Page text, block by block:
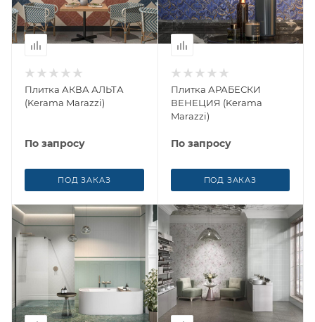
Плитка АКВА АЛЬТА
(Kerama Marazzi)
По запросу
ПОД ЗАКАЗ
Плитка АРАБЕСКИ
ВЕНЕЦИЯ (Kerama
Marazzi)
По запросу
ПОД ЗАКАЗ